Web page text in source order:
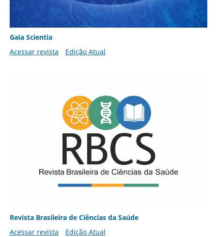
Gaia Scientia
Acessar revista
Edição Atual
Revista Brasileira de Ciências da Saúde
Acessar revista
Edição Atual